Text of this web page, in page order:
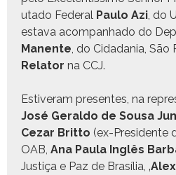
uta­do Fed­er­al Paulo Azi , do
esta­va acom­pan­hado do
Manente , do Cidada­nia,
Rela­tor na CCJ.
Estiver­am pre­sentes, na
José Ger­al­do de Sousa
Cezar Brit­to (ex-Pres­i­dente
OAB, Ana Paula Inglês
Justiça e Paz de Brasília, ‚